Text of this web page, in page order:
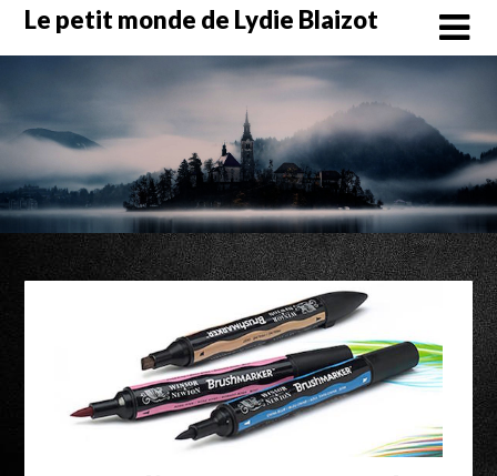
SkipLe petit monde de Lydie Blaizot